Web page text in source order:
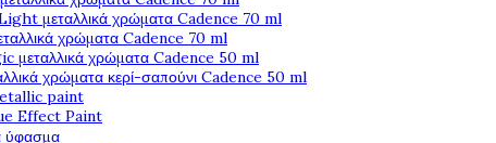
μεταλλικά χρώματα Cadence 70 ml
χρώματα Cadence 70 ml
μεταλλικά χρώματα Cadence 50 ml
χρώματα κερί-σαπούνι Cadence 50 ml
paint
Effect Paint
ύφασμα